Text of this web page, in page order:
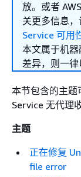
放。或者
关更多信息
Service 可用
本文属于机
差异，则一律
本节包含的主
Service 无代理
主题
正在修复
file error